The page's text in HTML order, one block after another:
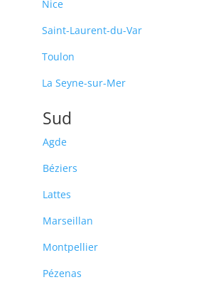
Nice
Saint-Laurent-du-Var
Toulon
La Seyne-sur-Mer
Sud
Agde
Béziers
Lattes
Marseillan
Montpellier
Pézenas